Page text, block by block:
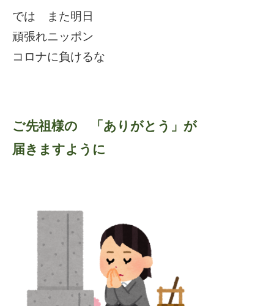
では また明日
頑張れニッポン
コロナに負けるな
ご先祖様の 「ありがとう」が
届きますように